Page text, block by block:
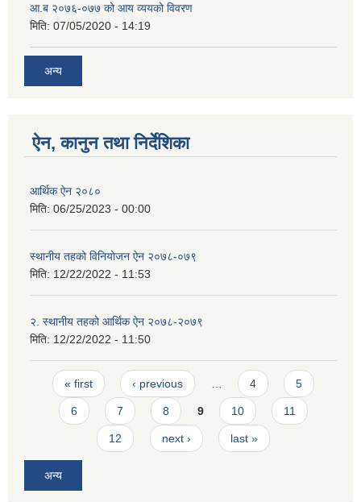
आ.ब २०७६-०७७ को आय व्ययको विवरण
मिति: 07/05/2020 - 14:19
अन्य
ऐन, कानुन तथा निर्देशिका
आर्थिक ऐन २०८०
मिति: 06/25/2023 - 00:00
स्थानीय तहको विनियोजन ऐन २०७८-०७९
मिति: 12/22/2022 - 11:53
२. स्थानीय तहको आर्थिक ऐन २०७८-२०७९
मिति: 12/22/2022 - 11:50
Pages
« first ‹ previous 4 5
6 7 8 9 10 11
12 next › last »
अन्य